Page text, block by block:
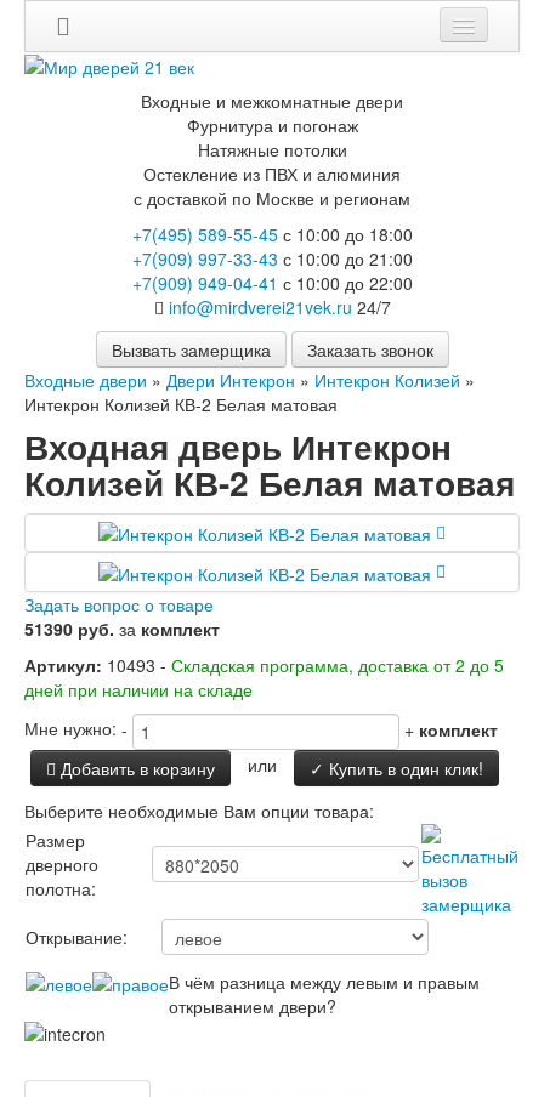
Мои заказы
Двери с терморазрывом для улицы
Противопожарные двери
Двери Бункер
Двери Лекс
Двери Термодор
Арктика
Монолит
Стайл
Термо
Термо Лацио
Флагман
Электрозамок Смарт
Заводские двери
Двери Лабиринт
Лабиринт Аляска Лайт
Лабиринт Арт
Лабиринт Атлантик
Лабиринт Бетон
Лабиринт Верса
Лабиринт Версаль
Лабиринт Гранд
Лабиринт Дверь двойная тамбурная под
заказ
Лабиринт Имперо
Лабиринт Инфинити
Лабиринт Иссида
Лабиринт Карбон
Лабиринт Классик Антик медный
Лабиринт Классик Шагрень
Лабиринт Кредор
Лабиринт Лаб Про
Лабиринт Лайн Вайт
Лабиринт Лофт
Входные и межкомнатные двери
Фурнитура и погонаж
Натяжные потолки
Остекление из ПВХ и алюминия
с доставкой по Москве и регионам
+7(495) 589-55-45с 10:00 до 18:00
+7(909) 997-33-43 с 10:00 до 21:00
+7(909) 949-04-41 с 10:00 до 22:00
info@mirdverei21vek.ru 24/7
Вызвать замерщика
Заказать звонок
Входные двери » Двери Интекрон » Интекрон Колизей »
Интекрон Колизей КВ-2 Белая матовая
Входная дверь Интекрон
Колизей КВ-2 Белая матовая
Задать вопрос о товаре
51390 руб. за комплект
Артикул: 10493 - Складская программа, доставка от 2 до 5
дней при наличии на складе
Мне нужно: - + комплект
Добавить в корзину
или
✓ Купить в один клик!
Выберите необходимые Вам опции товара:
Размер
дверного
полотна:
Открывание:
В чём разница между левым и правым
открыванием двери?